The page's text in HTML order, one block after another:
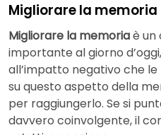
Migliorare la memoria
Migliorare la memoriaè un
importante al giorno
all’impatto negativo che
su questo aspetto della
per raggiungerlo. Se si
davvero coinvolgente, il